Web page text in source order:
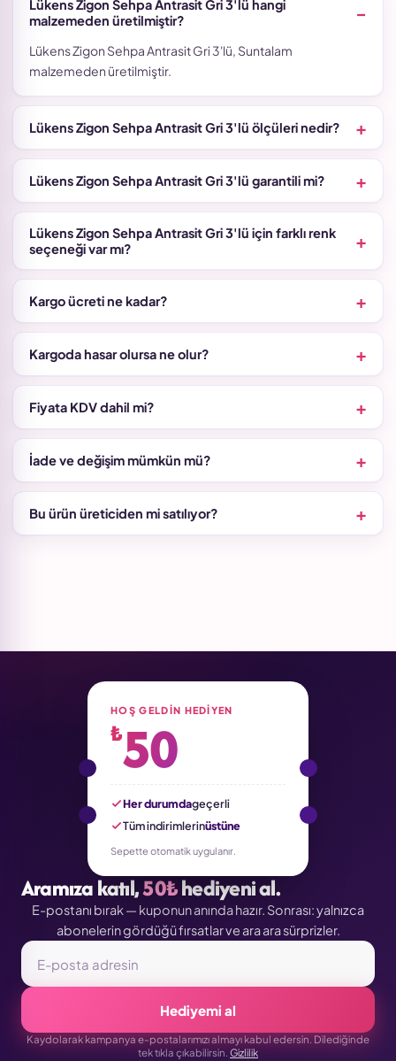
Lükens Zigon Sehpa Antrasit Gri 3'lü hangi
malzemeden üretilmiştir?
Lükens Zigon Sehpa Antrasit Gri 3'lü, Suntalam
malzemeden üretilmiştir.
Lükens Zigon Sehpa Antrasit Gri 3'lü ölçüleri nedir?
Lükens Zigon Sehpa Antrasit Gri 3'lü garantili mi?
Lükens Zigon Sehpa Antrasit Gri 3'lü için farklı renk
seçeneği var mı?
Kargo ücreti ne kadar?
Kargoda hasar olursa ne olur?
Fiyata KDV dahil mi?
İade ve değişim mümkün mü?
Bu ürün üreticiden mi satılıyor?
HOŞ GELDIN HEDIYEN
₺50
Her durumdageçerli
Tüm indirimlerinüstüne
Sepette otomatik uygulanır.
Aramıza katıl,50₺hediyeni al.
E-postanı bırak — kuponun anında hazır. Sonrası: yalnızca
abonelerin gördüğü fırsatlar ve ara ara sürprizler.
Hediyemi al
Kaydolarak kampanya e-postalarımızı almayı kabul edersin. Dilediğinde
tek tıkla çıkabilirsin. Gizlilik